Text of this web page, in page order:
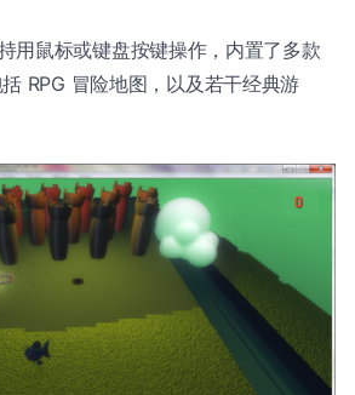
用鼠标或键盘按键操作，内置了多款
RPG 冒险地图，以及若干经典游